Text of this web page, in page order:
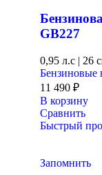
GB227
0,95 л.с | 26
Бензиновые
11 490 ₽
В корзину
Сравнить
Быстрый
Запомнить